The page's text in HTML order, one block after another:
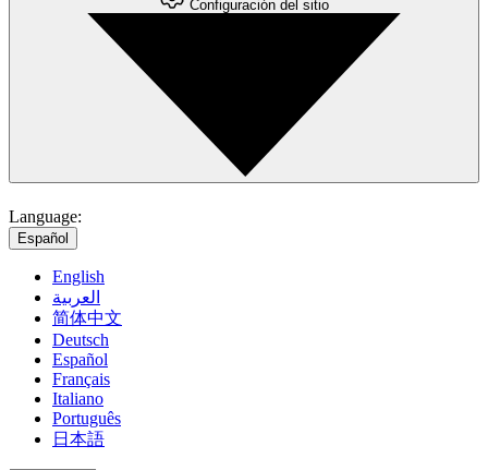
Configuración del sitio
Language:
Español
English
العربية
简体中文
Deutsch
Español
Français
Italiano
Português
日本語